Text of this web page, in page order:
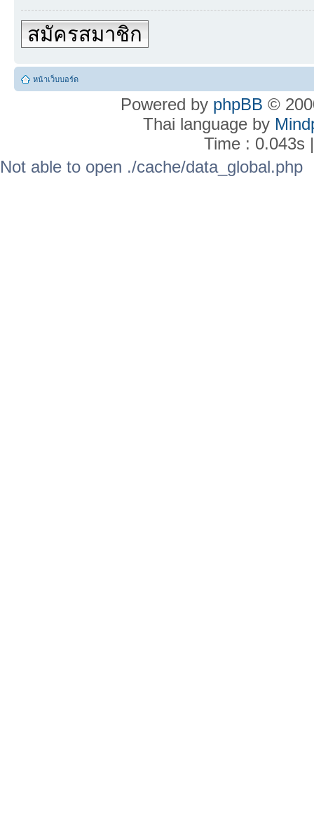
สมัครสมาชิก
หน้าเว็บบอร์ด
Powered by phpBB ©
Thai language by
Time : 0.043s
Not able to open ./cache/data_global.php